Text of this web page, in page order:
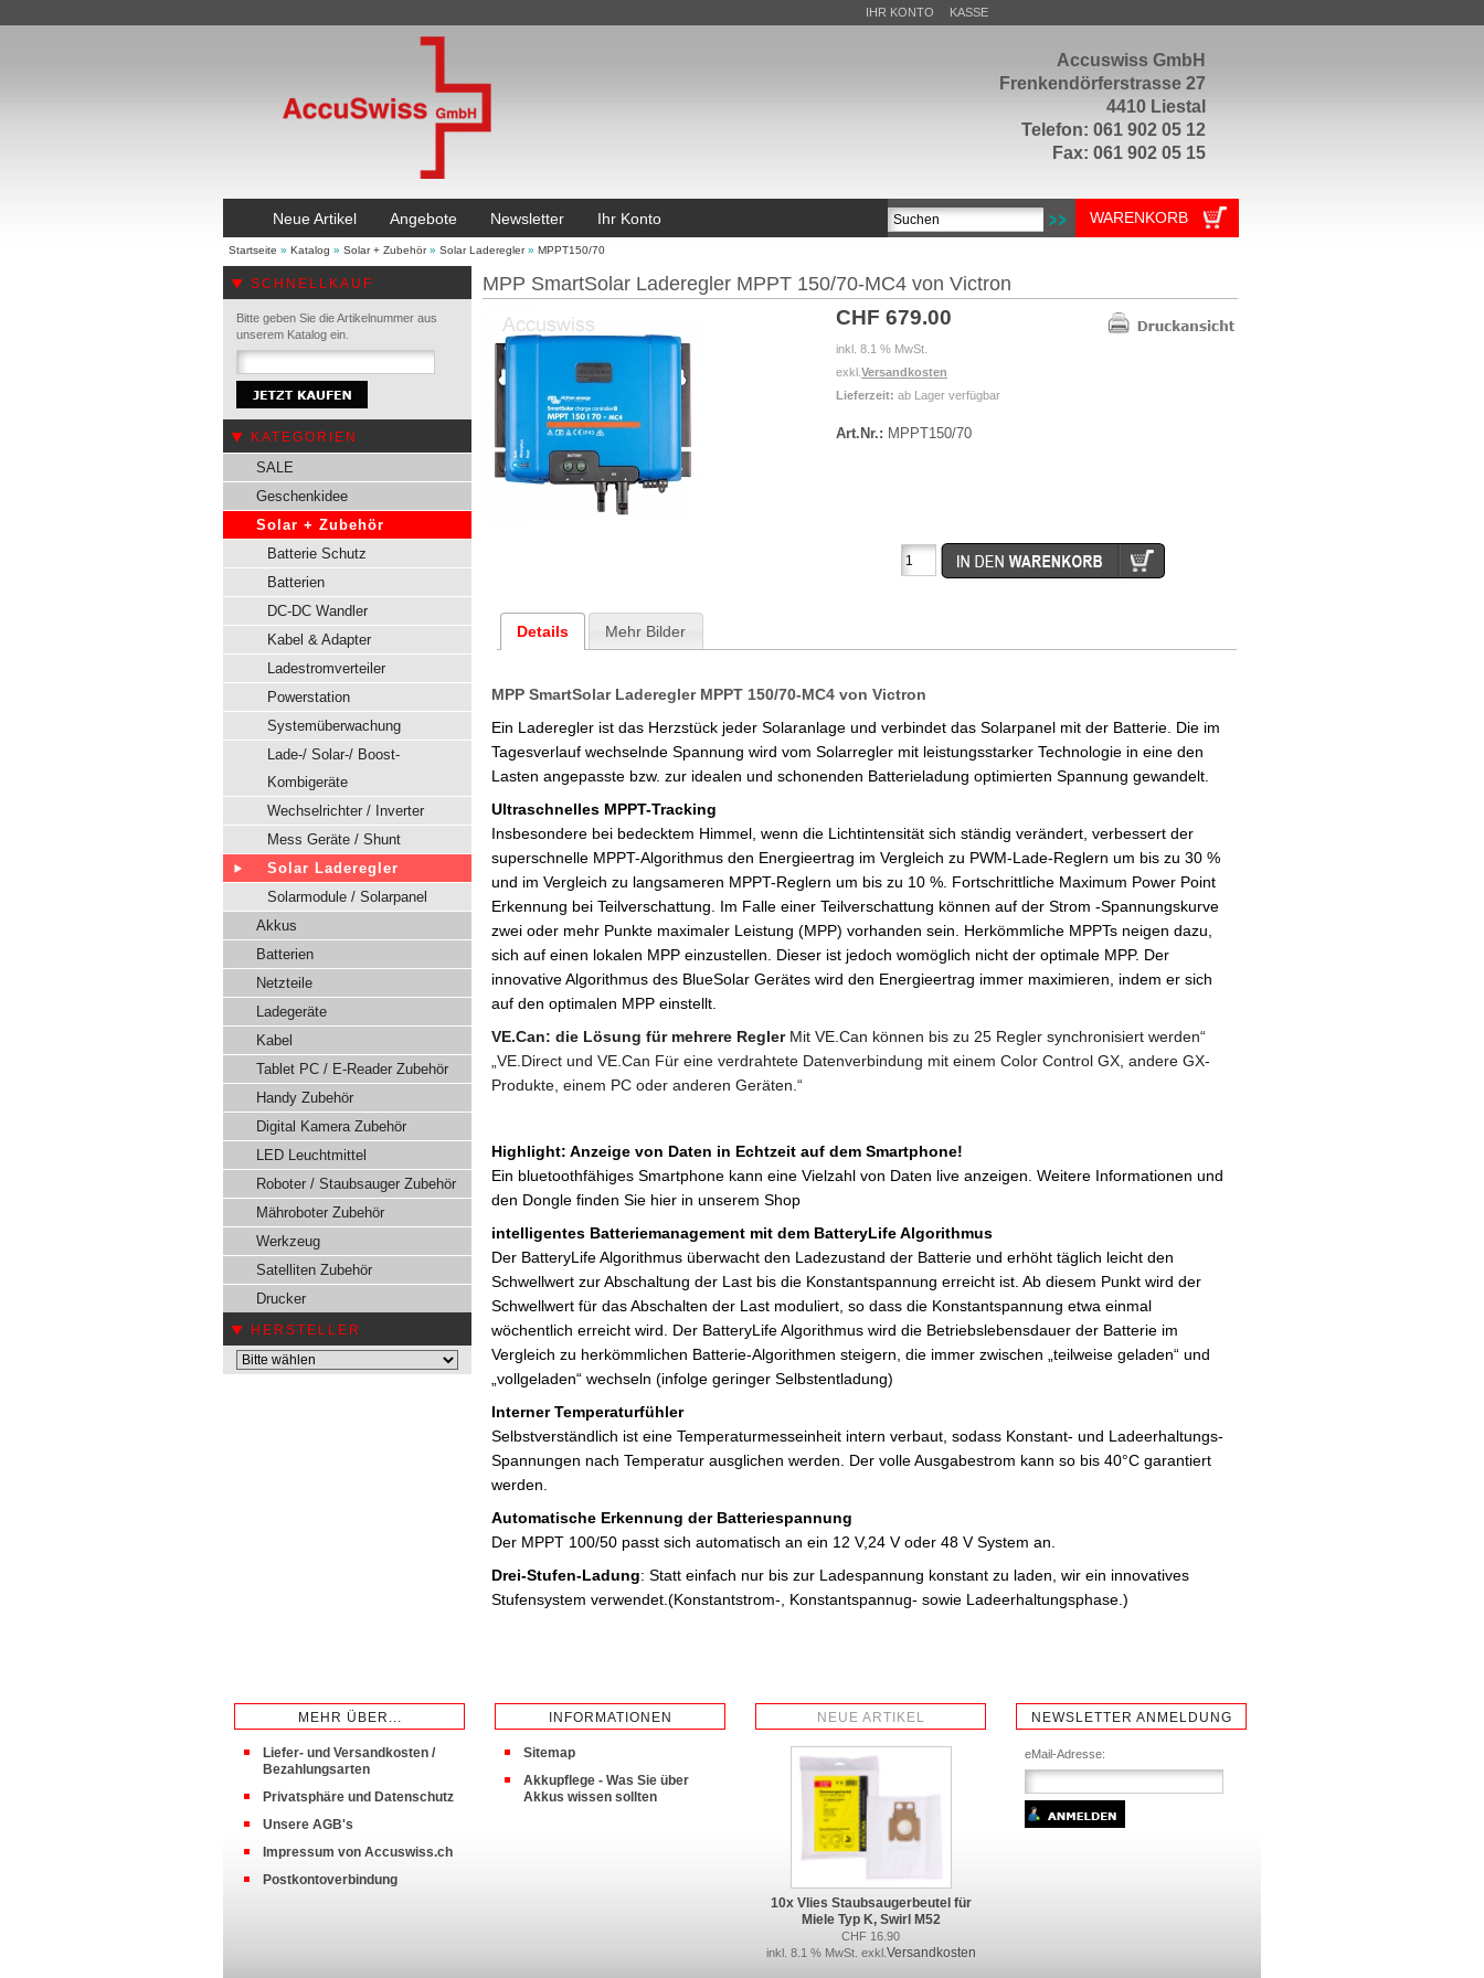
Accuswiss GmbH
Frenkendörferstrasse 27
4410 Liestal
Telefon: 061 902 05 12
Fax: 061 902 05 15
IHR KONTO KASSE
Neue Artikel Angebote Newsletter Ihr Konto WARENKORB
Startseite » Katalog » Solar + Zubehör» Solar Laderegler» MPPT150/70
SCHNELLKAUF
Bitte geben Sie die Artikelnummer aus
unserem Katalog ein.
KATEGORIEN
SALE
Geschenkidee
Solar + Zubehör
Batterie Schutz
Batterien
DC-DC Wandler
Kabel & Adapter
Ladestromverteiler
Powerstation
Systemüberwachung
Lade-/ Solar-/ Boost-
Kombigeräte
Wechselrichter / Inverter
Mess Geräte / Shunt
Solar Laderegler
Solarmodule / Solarpanel
Akkus
Batterien
Netzteile
Ladegeräte
Kabel
Tablet PC / E-Reader Zubehör
Handy Zubehör
Digital Kamera Zubehör
LED Leuchtmittel
Roboter / Staubsauger Zubehör
Mähroboter Zubehör
Werkzeug
Satelliten Zubehör
Drucker
HERSTELLER
MPP SmartSolar Laderegler MPPT 150/70-MC4 von Victron
CHF 679.00
inkl. 8.1 % MwSt.
exkl. Versandkosten
Lieferzeit: ab Lager verfügbar
Art.Nr.: MPPT150/70
Details Mehr Bilder
MPP SmartSolar Laderegler MPPT 150/70-MC4 von Victron
Ein Laderegler ist das Herzstück jeder Solaranlage und verbindet das Solarpanel mit der Batterie. Die im
Tagesverlauf wechselnde Spannung wird vom Solarregler mit leistungsstarker Technologie in eine den
Lasten angepasste bzw. zur idealen und schonenden Batterieladung optimierten Spannung gewandelt.
Ultraschnelles MPPT-Tracking
Insbesondere bei bedecktem Himmel, wenn die Lichtintensität sich ständig verändert, verbessert der
superschnelle MPPT-Algorithmus den Energieertrag im Vergleich zu PWM-Lade-Reglern um bis zu 30 %
und im Vergleich zu langsameren MPPT-Reglern um bis zu 10 %. Fortschrittliche Maximum Power Point
Erkennung bei Teilverschattung. Im Falle einer Teilverschattung können auf der Strom -Spannungskurve
zwei oder mehr Punkte maximaler Leistung (MPP) vorhanden sein. Herkömmliche MPPTs neigen dazu,
sich auf einen lokalen MPP einzustellen. Dieser ist jedoch womöglich nicht der optimale MPP. Der
innovative Algorithmus des BlueSolar Gerätes wird den Energieertrag immer maximieren, indem er sich
auf den optimalen MPP einstellt.
VE.Can: die Lösung für mehrere ReglerMit VE.Can können bis zu 25 Regler synchronisiert werden“
„VE.Direct und VE.Can Für eine verdrahtete Datenverbindung mit einem Color Control GX, andere GX-
Produkte, einem PC oder anderen Geräten.“
Highlight: Anzeige von Daten in Echtzeit auf dem Smartphone!
Ein bluetoothfähiges Smartphone kann eine Vielzahl von Daten live anzeigen. Weitere Informationen und
den Dongle finden Sie hier in unserem Shop
intelligentes Batteriemanagement mit dem BatteryLife Algorithmus
Der BatteryLife Algorithmus überwacht den Ladezustand der Batterie und erhöht täglich leicht den
Schwellwert zur Abschaltung der Last bis die Konstantspannung erreicht ist. Ab diesem Punkt wird der
Schwellwert für das Abschalten der Last moduliert, so dass die Konstantspannung etwa einmal
wöchentlich erreicht wird. Der BatteryLife Algorithmus wird die Betriebslebensdauer der Batterie im
Vergleich zu herkömmlichen Batterie-Algorithmen steigern, die immer zwischen „teilweise geladen“ und
„vollgeladen“ wechseln (infolge geringer Selbstentladung)
Interner Temperaturfühler
Selbstverständlich ist eine Temperaturmesseinheit intern verbaut, sodass Konstant- und Ladeerhaltungs-
Spannungen nach Temperatur ausglichen werden. Der volle Ausgabestrom kann so bis 40°C garantiert
werden.
Automatische Erkennung der Batteriespannung
Der MPPT 100/50 passt sich automatisch an ein 12 V,24 V oder 48 V System an.
Drei-Stufen-Ladung: Statt einfach nur bis zur Ladespannung konstant zu laden, wir ein innovatives
Stufensystem verwendet.(Konstantstrom-, Konstantspannug- sowie Ladeerhaltungsphase.)
MEHR ÜBER...
Liefer- und Versandkosten /
Bezahlungsarten
Privatsphäre und Datenschutz
Unsere AGB's
Impressum von Accuswiss.ch
Postkontoverbindung
INFORMATIONEN
Sitemap
Akkupflege - Was Sie über
Akkus wissen sollten
NEUE ARTIKEL
10x Vlies Staubsaugerbeutel für
Miele Typ K, Swirl M52
CHF 16.90
inkl. 8.1 % MwSt. exkl. Versandkosten
NEWSLETTER ANMELDUNG
eMail-Adresse: